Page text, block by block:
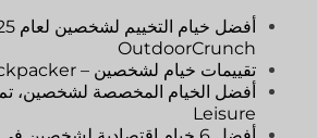
OutdoorCrunch
تقييمات خيام لشخصين – Backpacker
أفضل الخيام المخصصة لشخصين، تم
Leisure